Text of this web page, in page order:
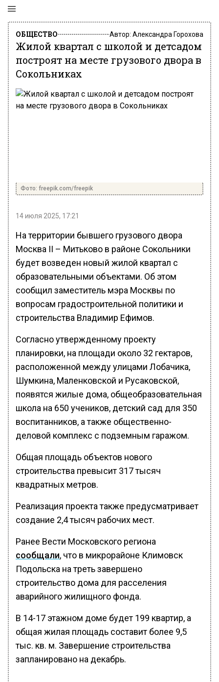
ОБЩЕСТВО Автор: Александра Горохова
Жилой квартал с школой и детсадом
построят на месте грузового двора в
Сокольниках
Фото: freepik.com/freepik
14 июля 2025, 17:21
На территории бывшего грузового двора
Москва II – Митьково в районе Сокольники
будет возведен новый жилой квартал с
образовательными объектами. Об этом
сообщил заместитель мэра Москвы по
вопросам градостроительной политики и
строительства Владимир Ефимов.
Согласно утвержденному проекту
планировки, на площади около 32 гектаров,
расположенной между улицами Лобачика,
Шумкина, Маленковской и Русаковской,
появятся жилые дома, общеобразовательная
школа на 650 учеников, детский сад для 350
воспитанников, а также общественно-
деловой комплекс с подземным гаражом.
Общая площадь объектов нового
строительства превысит 317 тысяч
квадратных метров.
Реализация проекта также предусматривает
создание 2,4 тысяч рабочих мест.
Ранее Вести Московского региона
сообщали, что в микрорайоне Климовск
Подольска на треть завершено
строительство дома для расселения
аварийного жилищного фонда.
В 14-17 этажном доме будет 199 квартир, а
общая жилая площадь составит более 9,5
тыс. кв. м. Завершение строительства
запланировано на декабрь.